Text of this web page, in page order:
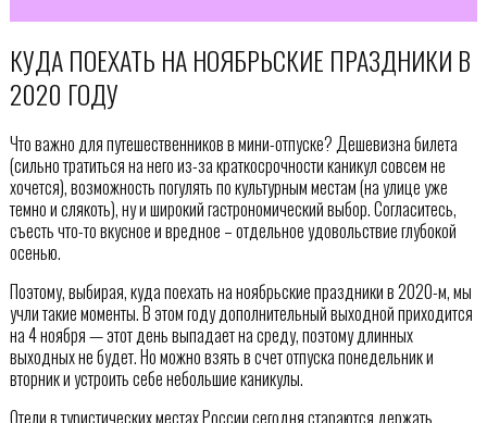
КУДА ПОЕХАТЬ НА НОЯБРЬСКИЕ ПРАЗДНИКИ В
2020 ГОДУ
Что важно для путешественников в мини-отпуске? Дешевизна билета
(сильно тратиться на него из-за краткосрочности каникул совсем не
хочется), возможность погулять по культурным местам (на улице уже
темно и слякоть), ну и широкий гастрономический выбор. Согласитесь,
съесть что-то вкусное и вредное – отдельное удовольствие глубокой
осенью.
Поэтому, выбирая, куда поехать на ноябрьские праздники в 2020-м, мы
учли такие моменты. В этом году дополнительный выходной приходится
на 4 ноября — этот день выпадает на среду, поэтому длинных
выходных не будет. Но можно взять в счет отпуска понедельник и
вторник и устроить себе небольшие каникулы.
Отели в туристических местах России сегодня стараются держать